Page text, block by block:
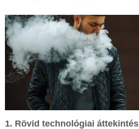
1. Rövid technológiai áttekintés